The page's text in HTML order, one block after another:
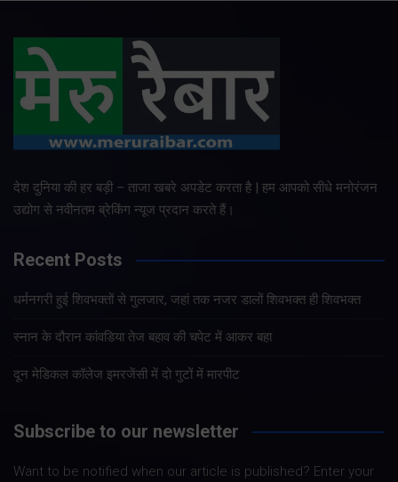
देश दुनिया की हर बड़ी – ताजा खबरे अपडेट करता है | हम आपको सीधे मनोरंजन
उद्योग से नवीनतम ब्रेकिंग न्यूज प्रदान करते हैं।
Recent Posts
धर्मनगरी हुई शिवभक्तों से गुलजार, जहां तक नजर डालों शिवभक्त ही शिवभक्त
स्नान के दौरान कांवडिया तेज बहाव की चपेट में आकर बहा
दून मेडिकल कॉलेज इमरजेंसी में दो गुटों में मारपीट
Subscribe to our newsletter
Want to be notified when our article is published? Enter your